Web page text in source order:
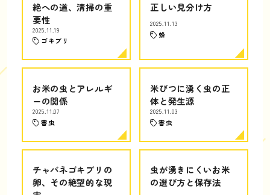
絶への道、清掃の重
要性
2025.11.19
ゴキブリ
正しい見分け方
2025.11.13
蜂
お米の虫とアレルギ
ーの関係
2025.11.07
害虫
米びつに湧く虫の正
体と発生源
2025.11.03
害虫
チャバネゴキブリの
卵、その絶望的な現
虫が湧きにくいお米
の選び方と保存法